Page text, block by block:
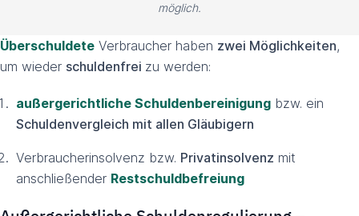
möglich.
Überschuldete Verbraucher haben zwei Möglichkeiten,
um wieder schuldenfrei zu werden:
außergerichtliche Schuldenbereinigung bzw. ein
Schuldenvergleich mit allen Gläubigern
Verbraucherinsolvenz bzw. Privatinsolvenz mit
anschließender Restschuldbefreiung